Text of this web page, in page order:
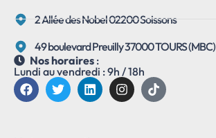
2 Allée des Nobel 02200 Soissons
49 boulevard Preuilly 37000 TOURS (MBC)
Nos horaires :
Lundi au vendredi : 9h / 18h